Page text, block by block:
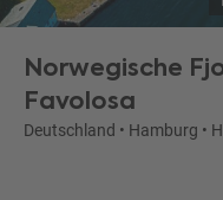
Norwegische
Favolosa
Deutschland • Hamburg •